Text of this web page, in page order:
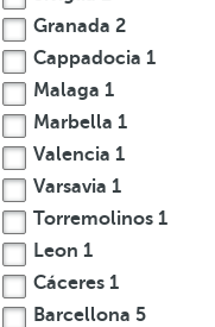
n
a
r
o
w
k
e
y
t
o
Granada 2
Cappadocia 1
Malaga 1
Marbella 1
Valencia 1
Varsavia 1
Torremolinos 1
Leon 1
Cáceres 1
Barcellona 5